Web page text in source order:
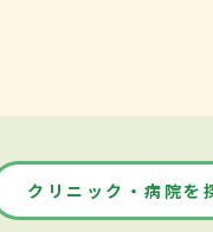
クリニック・病院を